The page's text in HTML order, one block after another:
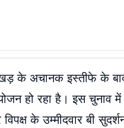
के अचानक इस्तीफे के
हो रहा है। इस चुनाव में
के उम्मीदवार बी